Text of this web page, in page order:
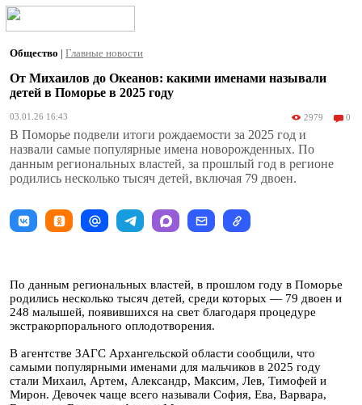
Общество | Главные новости
От Михаилов до Океанов: какими именами называли
детей в Поморье в 2025 году
03.01.26 16:43 2979 0
В Поморье подвели итоги рождаемости за 2025 год и
назвали самые популярные имена новорожденных. По
данным региональных властей, за прошлый год в регионе
родились несколько тысяч детей, включая 79 двоен.
По данным региональных властей, в прошлом году в Поморье
родились несколько тысяч детей, среди которых — 79 двоен и
248 малышей, появившихся на свет благодаря процедуре
экстракорпорального оплодотворения.
В агентстве ЗАГС Архангельской области сообщили, что
самыми популярными именами для мальчиков в 2025 году
стали Михаил, Артем, Александр, Максим, Лев, Тимофей и
Мирон. Девочек чаще всего называли София, Ева, Варвара,